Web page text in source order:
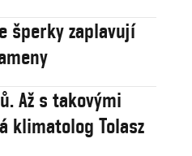
šperky zaplavují
Až s takovými
klimatolog Tolasz